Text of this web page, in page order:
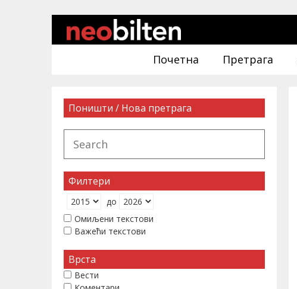
Почетна Претрага
Поништи / Нова претрага
Филтери
до
Омиљени текстови
Важећи текстови
Врста
Вести